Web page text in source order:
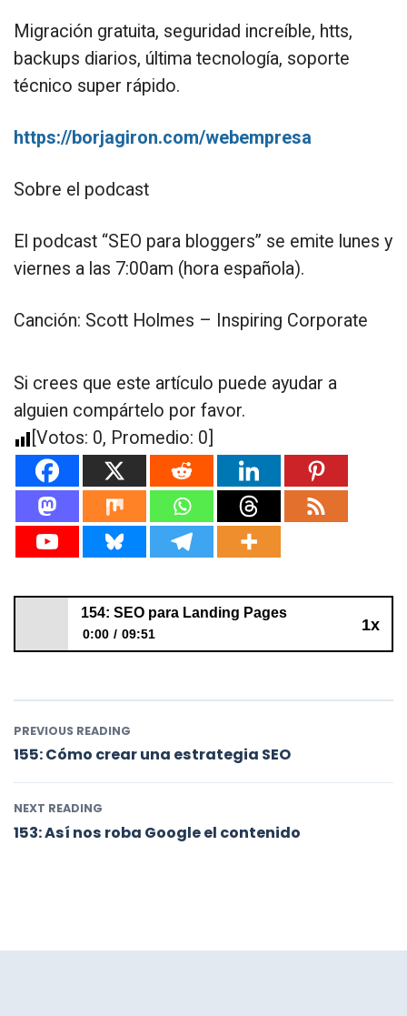
Migración gratuita, seguridad increíble, htts,
backups diarios, última tecnología, soporte
técnico super rápido.
https://borjagiron.com/webempresa
Sobre el podcast
El podcast “SEO para bloggers” se emite lunes y
viernes a las 7:00am (hora española).
Canción: Scott Holmes – Inspiring Corporate
Si crees que este artículo puede ayudar a
alguien compártelo por favor.
[Votos: 0, Promedio: 0
1x
154: SEO para Landing Pages
0:00 09:51
PREVIOUS READING
155: Cómo crear una estrategia SEO
NEXT READING
153: Así nos roba Google el contenido